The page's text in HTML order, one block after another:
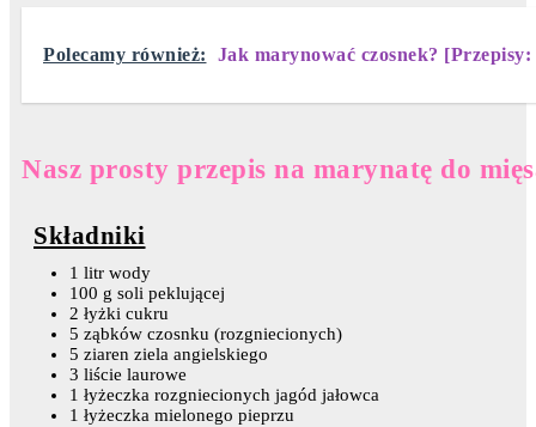
Polecamy również: Jak marynować czosnek?
Nasz prosty przepis na marynatę do
Składniki
1 litr wody
100 g soli peklującej
2 łyżki cukru
5 ząbków czosnku (rozgniecionych)
5 ziaren ziela angielskiego
3 liście laurowe
1 łyżeczka rozgniecionych jagód jałowca
1 łyżeczka mielonego pieprzu